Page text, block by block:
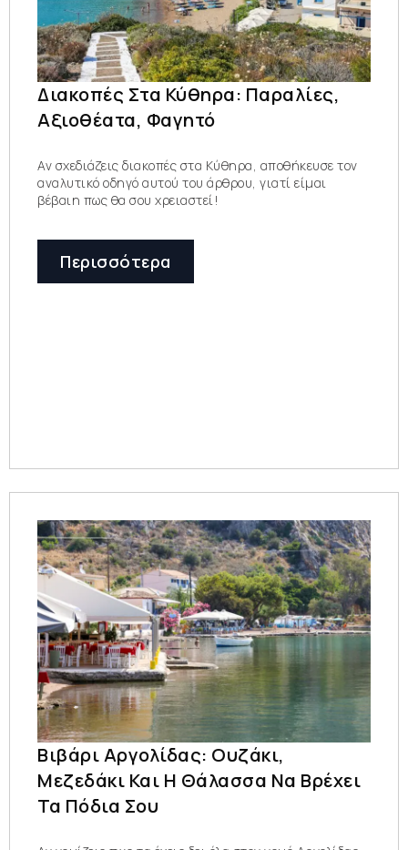
Διακοπές Στα Κύθηρα: Παραλίες,
Αξιοθέατα, Φαγητό
Αν σχεδιάζεις διακοπές στα Κύθηρα, αποθήκευσε τον
αναλυτικό οδηγό αυτού του άρθρου, γιατί είμαι
βέβαιη πως θα σου χρειαστεί!
Περισσότερα
Βιβάρι Αργολίδας: Ουζάκι,
Μεζεδάκι Και Η Θάλασσα Να Βρέχει
Τα Πόδια Σου